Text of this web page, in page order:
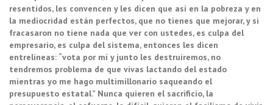
resentidos, les convencen y les dicen que así en la pobreza y en
la mediocridad están perfectos, que no tienes que mejorar, y si
fracasaron no tiene nada que ver con ustedes, es culpa del
empresario, es culpa del sistema, entonces les dicen
entrelíneas: “vota por mí y junto les destruiremos, no
tendremos problema de que vivas lactando del estado
mientras yo me hago multimillonario saqueando el
presupuesto estatal.” Nunca quieren el sacrificio, la